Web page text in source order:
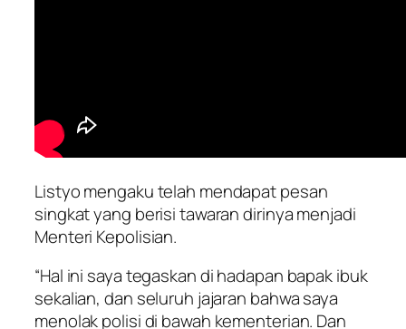
Listyo mengaku telah mendapat pesan
singkat yang berisi tawaran dirinya menjadi
Menteri Kepolisian.
“Hal ini saya tegaskan di hadapan bapak ibuk
sekalian, dan seluruh jajaran bahwa saya
menolak polisi di bawah kementerian. Dan